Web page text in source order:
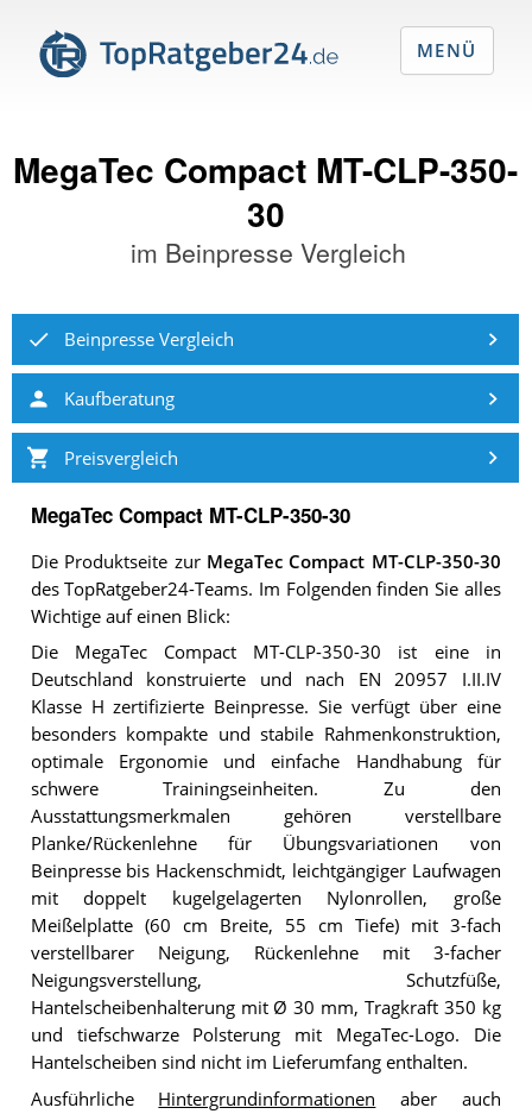
MegaTec Compact MT-CLP-350-
30
im Beinpresse Vergleich
Beinpresse Vergleich
Kaufberatung
Preisvergleich
MegaTec Compact MT-CLP-350-30
Die Produktseite zur MegaTec Compact MT-CLP-350-30
des TopRatgeber24-Teams. Im Folgenden finden Sie alles
Wichtige auf einen Blick:
Die MegaTec Compact MT-CLP-350-30 ist eine in
Deutschland konstruierte und nach EN 20957 I.II.IV
Klasse H zertifizierte Beinpresse. Sie verfügt über eine
besonders kompakte und stabile Rahmenkonstruktion,
optimale Ergonomie und einfache Handhabung für
schwere Trainingseinheiten. Zu den
Ausstattungsmerkmalen gehören verstellbare
Planke/Rückenlehne für Übungsvariationen von
Beinpresse bis Hackenschmidt, leichtgängiger Laufwagen
mit doppelt kugelgelagerten Nylonrollen, große
Meißelplatte (60 cm Breite, 55 cm Tiefe) mit 3-fach
verstellbarer Neigung, Rückenlehne mit 3-facher
Neigungsverstellung, Schutzfüße,
Hantelscheibenhalterung mit Ø 30 mm, Tragkraft 350 kg
und tiefschwarze Polsterung mit MegaTec-Logo. Die
Hantelscheiben sind nicht im Lieferumfang enthalten.
Ausführliche Hintergrundinformationen aber auch
MENÜ